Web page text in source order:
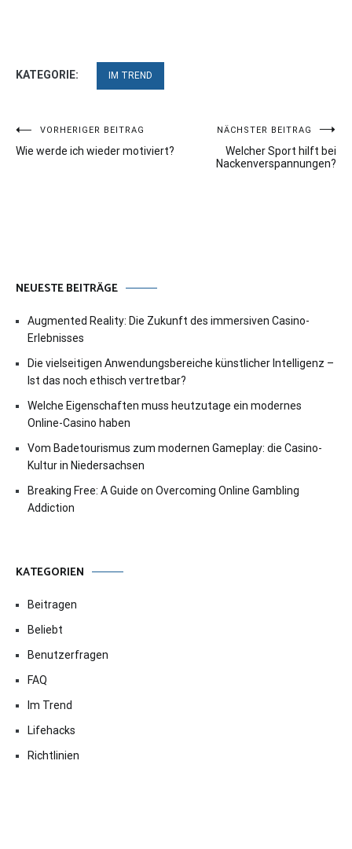
KATEGORIE: IM TREND
Beitragsnavigation
VORHERIGER BEITRAG
Wie werde ich wieder motiviert?
NÄCHSTER BEITRAG
Welcher Sport hilft bei
Nackenverspannungen?
NEUESTE BEITRÄGE
Augmented Reality: Die Zukunft des immersiven Casino-
Erlebnisses
Die vielseitigen Anwendungsbereiche künstlicher Intelligenz –
Ist das noch ethisch vertretbar?
Welche Eigenschaften muss heutzutage ein modernes
Online-Casino haben
Vom Badetourismus zum modernen Gameplay: die Casino-
Kultur in Niedersachsen
Breaking Free: A Guide on Overcoming Online Gambling
Addiction
KATEGORIEN
Beitragen
Beliebt
Benutzerfragen
FAQ
Im Trend
Lifehacks
Richtlinien